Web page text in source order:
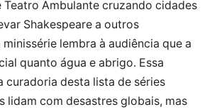
Ambulante cruzando cidades
Shakespeare a outros
lembra à audiência que a
quanto água e abrigo. Essa
curadoria desta lista de séries
lidam com desastres globais, mas